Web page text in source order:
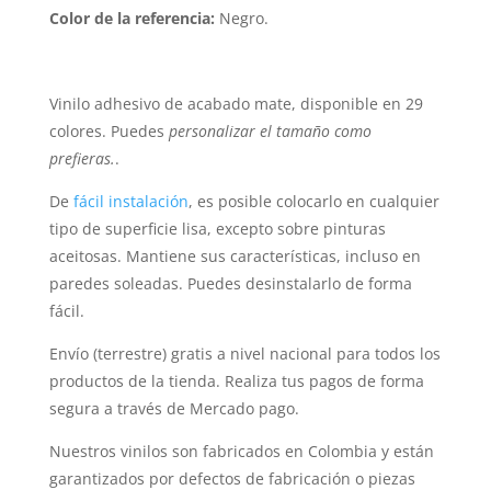
Color de la referencia: Negro.
Vinilo adhesivo de acabado mate, disponible en 29
colores. Puedes personalizar el tamaño como
prefieras..
De fácil instalación, es posible colocarlo en cualquier
tipo de superficie lisa, excepto sobre pinturas
aceitosas. Mantiene sus características, incluso en
paredes soleadas. Puedes desinstalarlo de forma
fácil.
Envío (terrestre) gratis a nivel nacional para todos los
productos de la tienda. Realiza tus pagos de forma
segura a través de Mercado pago.
Nuestros vinilos son fabricados en Colombia y están
garantizados por defectos de fabricación o piezas